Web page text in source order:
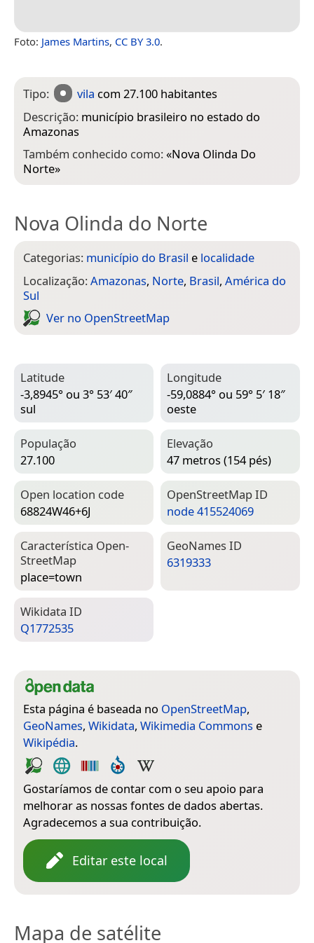
Foto: James Martins, CC BY 3.0.
Tipo: vila com 27.100 habitantes
Descrição: município brasileiro no estado do
Amazonas
Também conhecido como:«Nova Olinda Do
Norte»
Nova Olinda do Norte
Categorias: município do Brasil e localidade
Localização:Amazonas, Norte, Brasil, América do
Sul
Ver no Open­Street­Map
Latitude
-3,8945° ou 3° 53′ 40″
sul
Longitude
-59,0884° ou 59° 5′ 18″
oeste
População
27.100
Elevação
47 metros (154 pés)
Open location code
68824W46+6J
Open­Street­Map ID
node 415524069
Característica Open­
Street­Map
place=­town
Geo­Names ID
6319333
Wiki­data ID
Q1772535
Esta página é baseada no OpenStreetMap,
GeoNames, Wikidata, Wikimedia Commons e
Wikipédia.
Gostaríamos de contar com o seu apoio para
melhorar as nossas fontes de dados abertas.
Agradecemos a sua contribuição.
Editar este local
Mapa de satélite